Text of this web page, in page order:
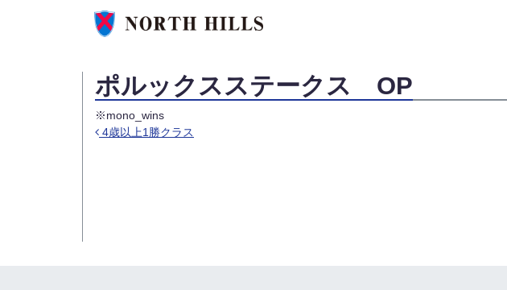
ポルックスステークス OP
※mono_wins
4歳以上1勝クラス